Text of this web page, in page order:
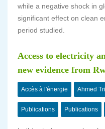
while a negative shock in
significant effect on clean
period studied.
Access to electricity
new evidence from
Accès à l'énergie Ahmed
Publications Publications